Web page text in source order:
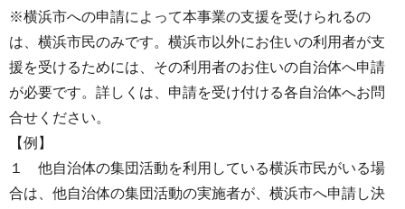
※横浜市への申請によって本事業の支援を受けられるの
は、横浜市民のみです。横浜市以外にお住いの利用者が支
援を受けるためには、その利用者のお住いの自治体へ申請
が必要です。詳しくは、申請を受け付ける各自治体へお問
合せください。
【例】
１ 他自治体の集団活動を利用している横浜市民がいる場
合は、他自治体の集団活動の実施者が、横浜市へ申請し決